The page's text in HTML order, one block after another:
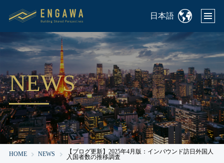
日本語
NEWS
HOME NEWS
【ブログ更新】2025年4月版：インバウンド訪日外国人
入国者数の推移調査